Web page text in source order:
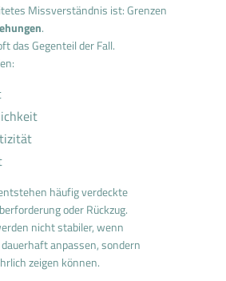
Missverständnis ist: Grenzen
.
das Gegenteil der Fall.
häufig verdeckte
oder Rückzug.
nicht stabiler, wenn
anpassen, sondern
zeigen können.